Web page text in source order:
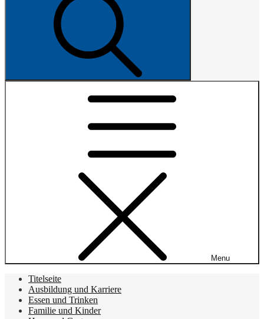
Menu
Titelseite
Ausbildung und Karriere
Essen und Trinken
Familie und Kinder